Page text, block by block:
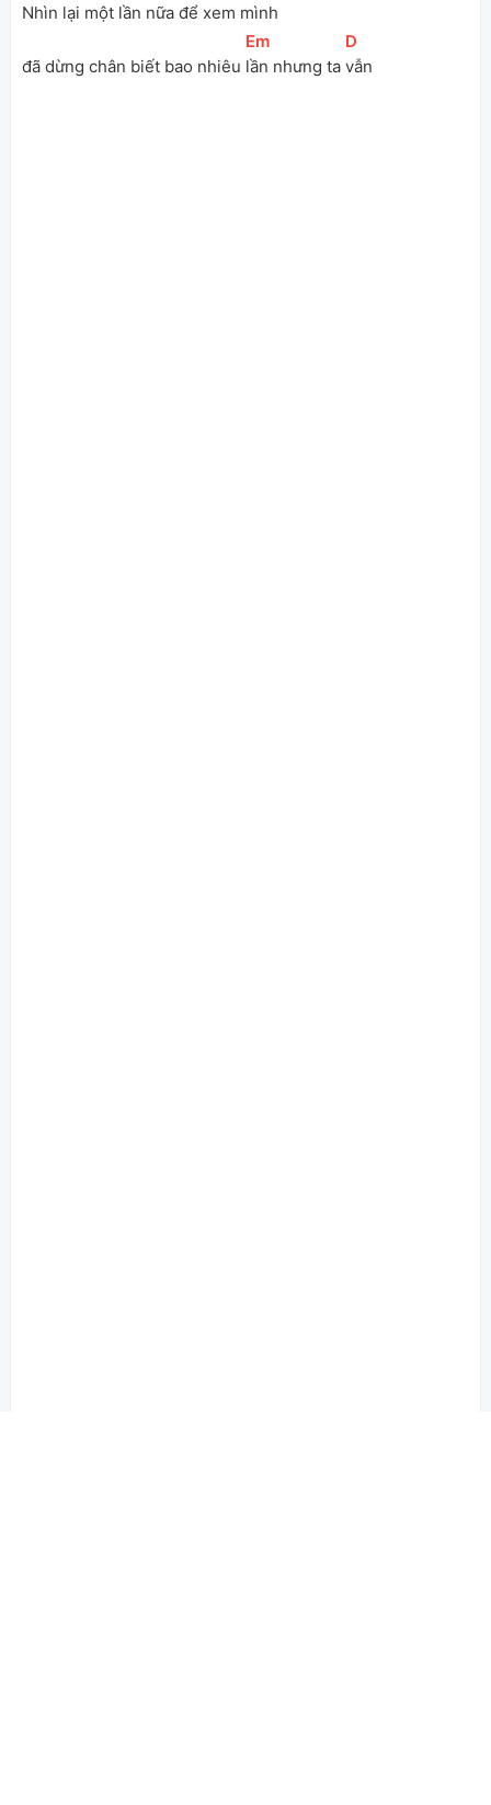
Nhìn lại một lần nữa để xem mình
đã dừng chân biết bao nhiêu
[Em
lần nhưng ta
[D
vẫn